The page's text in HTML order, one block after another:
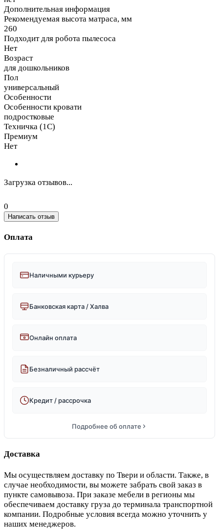
Дополнительная информация
Рекомендуемая высота матраса, мм
260
Подходит для робота пылесоса
Нет
Возраст
для дошкольников
Пол
универсальный
Особенности
Особенности кровати
подростковые
Техничка (1С)
Премиум
Нет
Загрузка отзывов...
0
Написать отзыв
Оплата
Наличными курьеру
Банковская карта / Халва
Онлайн оплата
Безналичный рассчёт
Кредит / рассрочка
Подробнее об оплате
Доставка
Мы осуществляем доставку по Твери и области. Также, в
случае необходимости, вы можете забрать свой заказ в
пункте самовывоза. При заказе мебели в регионы мы
обеспечиваем доставку груза до терминала транспортной
компании. Подробные условия всегда можно уточнить у
наших менеджеров.